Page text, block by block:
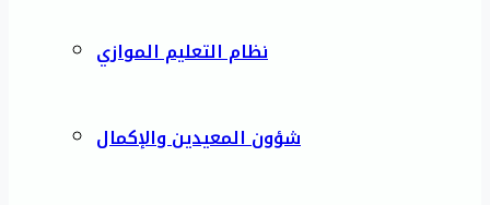
نظام التعليم الموازي
شؤون المعيدين والإكمال